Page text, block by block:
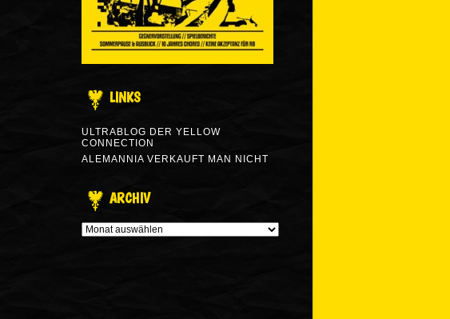
LINKS
ULTRABLOG DER YELLOW
CONNECTION
ALEMANNIA VERKAUFT MAN NICHT
ARCHIV
ARCHIV